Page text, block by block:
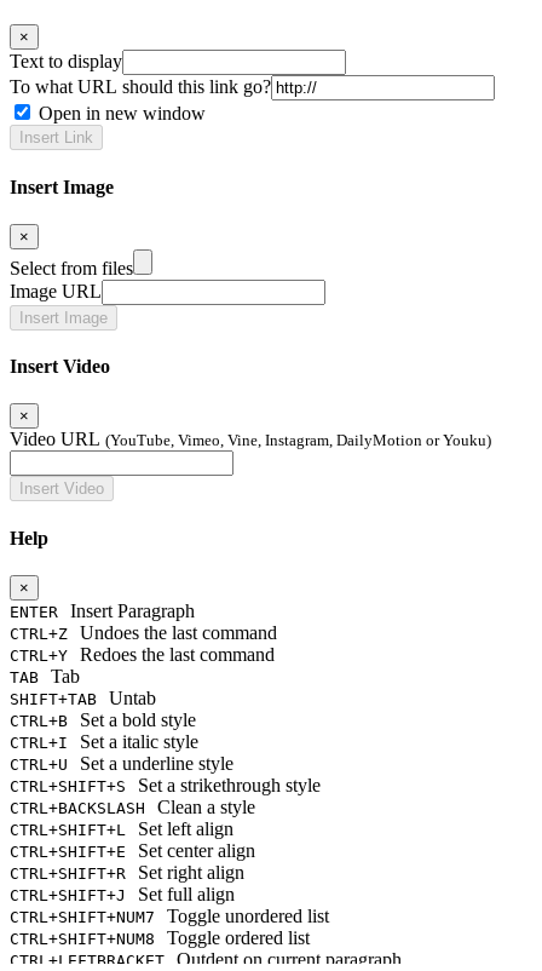
×
Text to display
To what URL should this link go?
Open in new window
Insert Image
×
Select from files
Image URL
Insert Video
×
Video URL (YouTube, Vimeo, Vine, Instagram, DailyMotion or Youku)
Help
×
ENTER
Insert Paragraph
CTRL+Z Undoes the last command
CTRL+Y Redoes the last command
TAB Tab
SHIFT+TAB Untab
CTRL+B Set a bold style
CTRL+I Set a italic style
CTRL+U Set a underline style
CTRL+SHIFT+S Set a strikethrough style
CTRL+BACKSLASH Clean a style
CTRL+SHIFT+L Set left align
CTRL+SHIFT+E Set center align
CTRL+SHIFT+R Set right align
CTRL+SHIFT+J Set full align
CTRL+SHIFT+NUM7 Toggle unordered list
CTRL+SHIFT+NUM8 Toggle ordered list
CTRL+LEFTBRACKET Outdent on current paragraph